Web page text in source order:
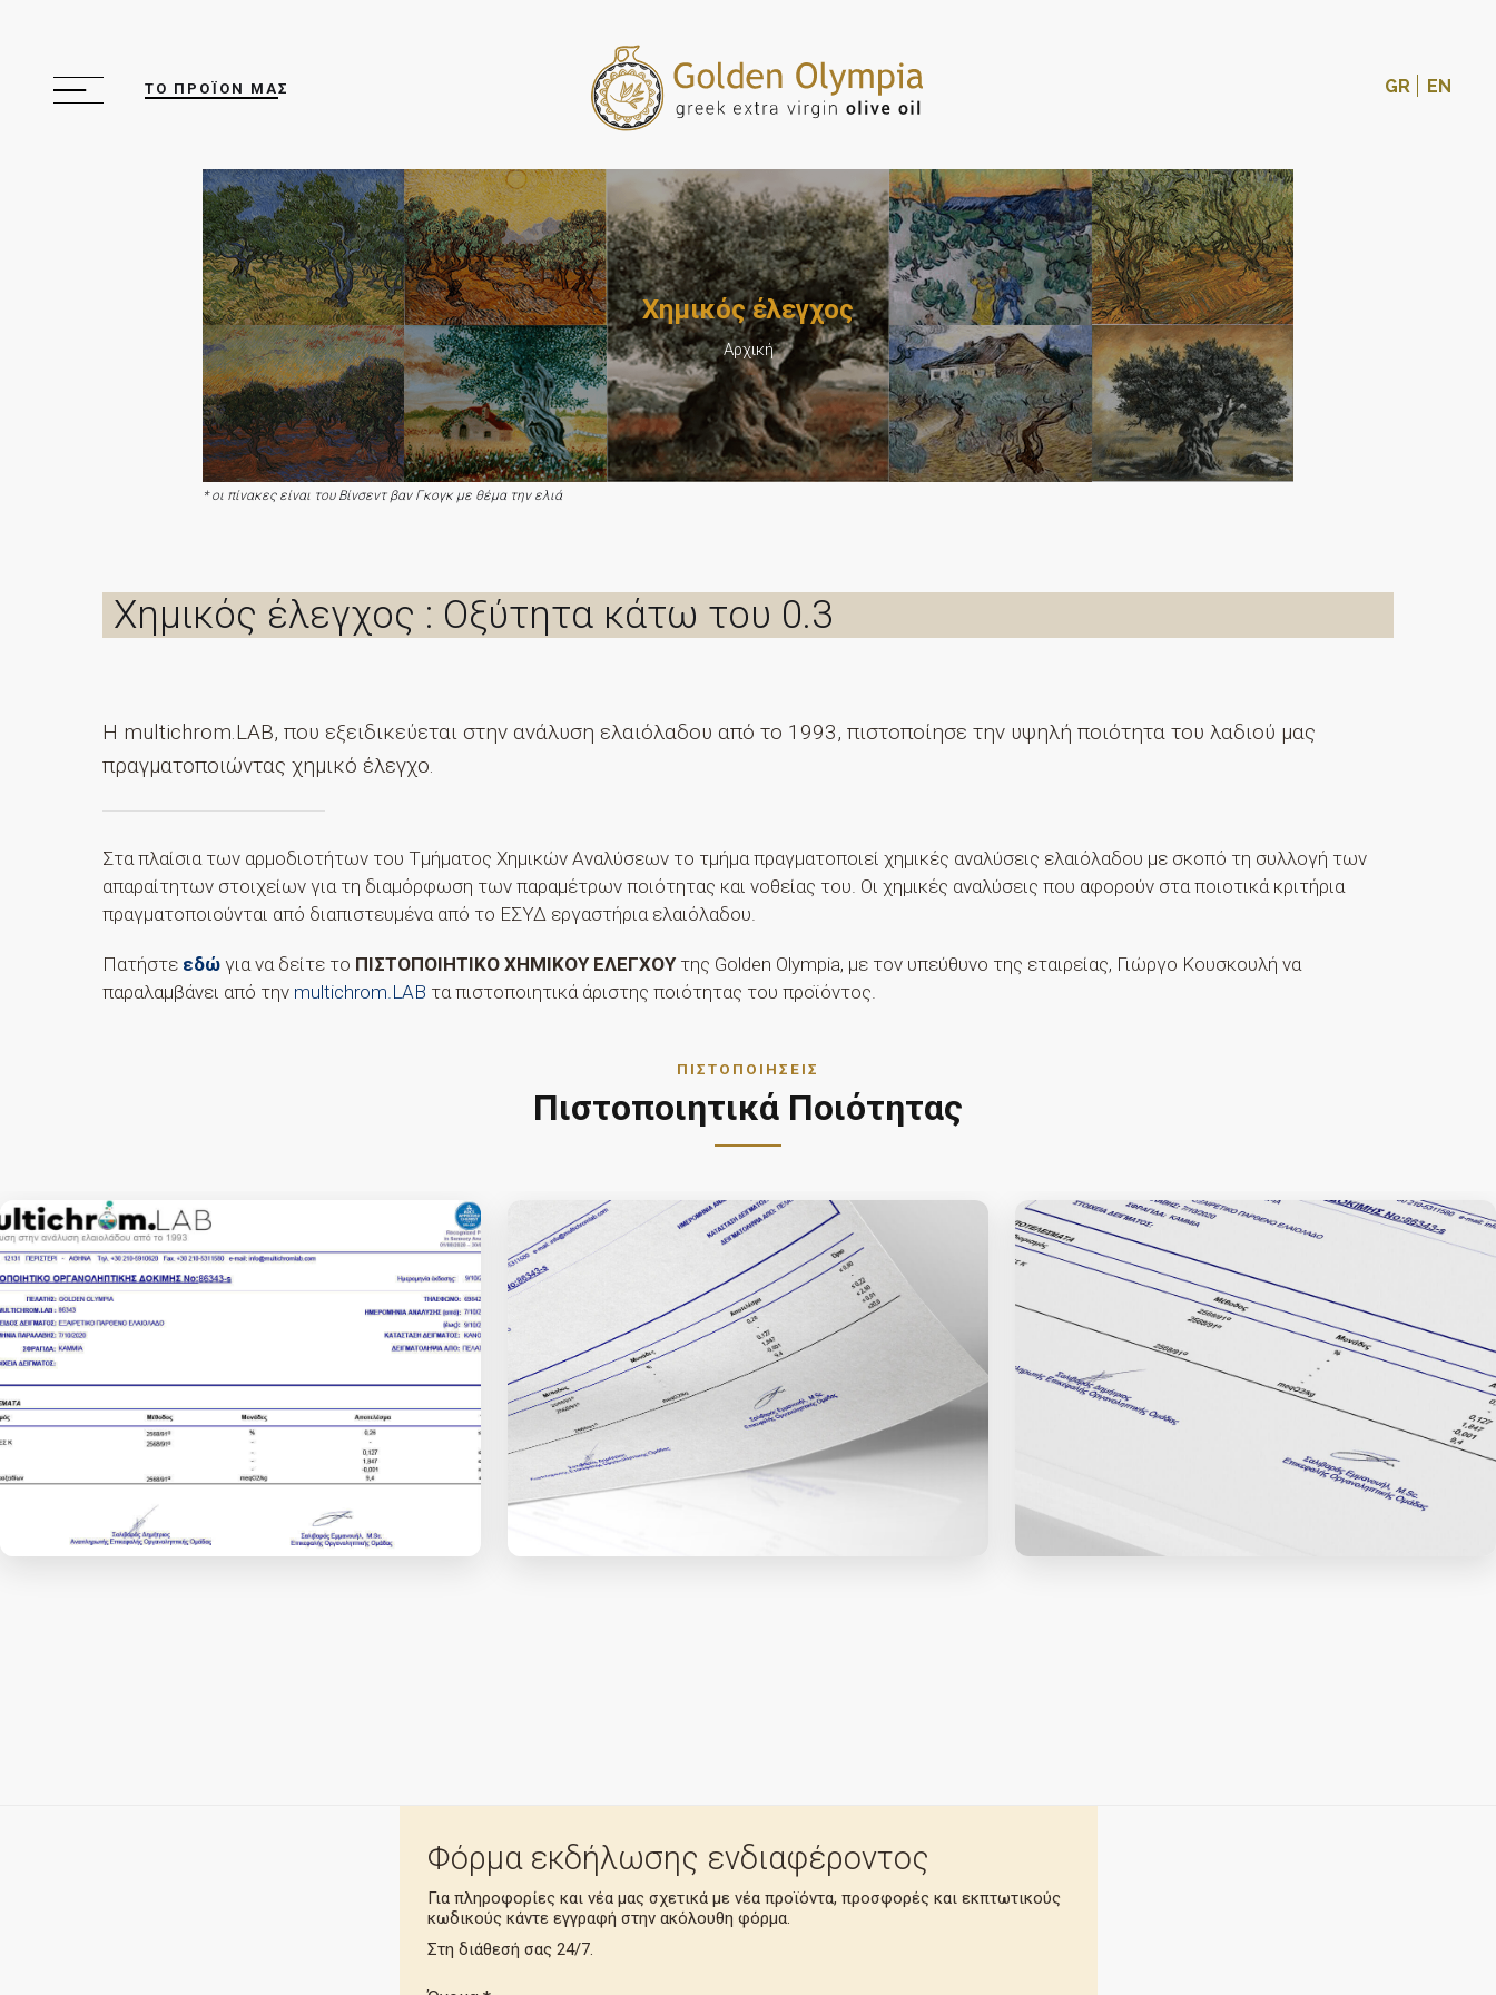
ΤΟ ΠΡΟΪΟΝ ΜΑΣ GR EN
Χημικός έλεγχος
Αρχική
* οι πίνακες είναι του Βίνσεντ βαν Γκογκ με θέμα την ελιά
Χημικός έλεγχος : Οξύτητα κάτω του 0.3
H multichrom.LAB, που εξειδικεύεται στην ανάλυση ελαιόλαδου από το 1993, πιστοποίησε την υψηλή ποιότητα του λαδιού μας
πραγματοποιώντας χημικό έλεγχο.
Στα πλαίσια των αρμοδιοτήτων του Τμήματος Χημικών Αναλύσεων το τμήμα πραγματοποιεί χημικές αναλύσεις ελαιόλαδου με σκοπό τη συλλογή των
απαραίτητων στοιχείων για τη διαμόρφωση των παραμέτρων ποιότητας και νοθείας του. Οι χημικές αναλύσεις που αφορούν στα ποιοτικά κριτήρια
πραγματοποιούνται από διαπιστευμένα από το ΕΣΥΔ εργαστήρια ελαιόλαδου.
Πατήστε εδώ για να δείτε το ΠΙΣΤΟΠΟΙΗΤΙΚΟ ΧΗΜΙΚΟΥ ΕΛΕΓΧΟΥτης Golden Olympia, με τον υπεύθυνο της εταιρείας, Γιώργο Κουσκουλή να
παραλαμβάνει από την multichrom.LAB τα πιστοποιητικά άριστης ποιότητας του προϊόντος.
ΠΙΣΤΟΠΟΙΉΣΕΙΣ
Πιστοποιητικά Ποιότητας
Φόρμα εκδήλωσης ενδιαφέροντος
Για πληροφορίες και νέα μας σχετικά με νέα προϊόντα, προσφορές και εκπτωτικούς
κωδικούς κάντε εγγραφή στην ακόλουθη φόρμα.
Στη διάθεσή σας 24/7.